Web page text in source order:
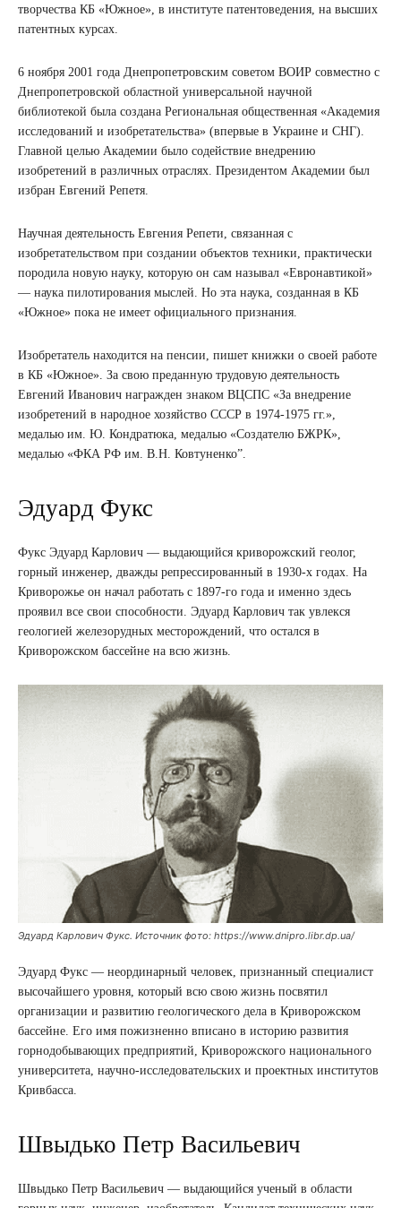
творчества КБ «Южное», в институте патентоведения, на высших
патентных курсах.
6 ноября 2001 года Днепропетровским советом ВОИР совместно с
Днепропетровской областной универсальной научной
библиотекой была создана Региональная общественная «Академия
исследований и изобретательства» (впервые в Украине и СНГ).
Главной целью Академии было содействие внедрению
изобретений в различных отраслях. Президентом Академии был
избран Евгений Репетя.
Научная деятельность Евгения Репети, связанная с
изобретательством при создании объектов техники, практически
породила новую науку, которую он сам называл «Евронавтикой»
— наука пилотирования мыслей. Но эта наука, созданная в КБ
«Южное» пока не имеет официального признания.
Изобретатель находится на пенсии, пишет книжки о своей работе
в КБ «Южное». За свою преданную трудовую деятельность
Евгений Иванович награжден знаком ВЦСПС «За внедрение
изобретений в народное хозяйство СССР в 1974-1975 гг.»,
медалью им. Ю. Кондратюка, медалью «Создателю БЖРК»,
медалью «ФКА РФ им. В.Н. Ковтуненко”.
Эдуард Фукс
Фукс Эдуард Карлович — выдающийся криворожский геолог,
горный инженер, дважды репрессированный в 1930-х годах. На
Криворожье он начал работать с 1897-го года и именно здесь
проявил все свои способности. Эдуард Карлович так увлекся
геологией железорудных месторождений, что остался в
Криворожском бассейне на всю жизнь.
Эдуард Карлович Фукс. Источник фото: https://www.dnipro.libr.dp.ua/
Эдуард Фукс — неординарный человек, признанный специалист
высочайшего уровня, который всю свою жизнь посвятил
организации и развитию геологического дела в Криворожском
бассейне. Его имя пожизненно вписано в историю развития
горнодобывающих предприятий, Криворожского национального
университета, научно-исследовательских и проектных институтов
Кривбасса.
Швыдько Петр Васильевич
Швыдько Петр Васильевич — выдающийся ученый в области